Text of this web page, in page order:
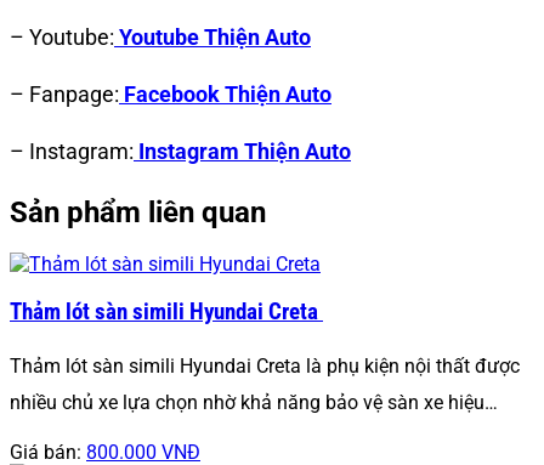
– Youtube: Youtube Thiện Auto
– Fanpage: Facebook Thiện Auto
– Instagram: Instagram Thiện Auto
Sản phẩm liên quan
Thảm lót sàn simili Hyundai Creta
Thảm lót sàn simili Hyundai Creta là phụ kiện nội thất được
nhiều chủ xe lựa chọn nhờ khả năng bảo vệ sàn xe hiệu…
Giá bán: 800.000 VNĐ